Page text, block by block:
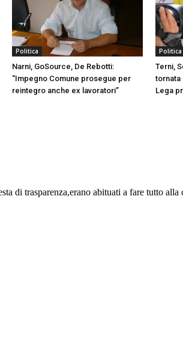
Politica
Narni, GoSource, De Rebotti:
“Impegno Comune prosegue per
reintegro anche ex lavoratori”
Politica
Terni,
tornata
Lega